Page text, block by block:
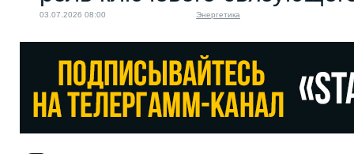
03.07.2026 08:00 Энергетика